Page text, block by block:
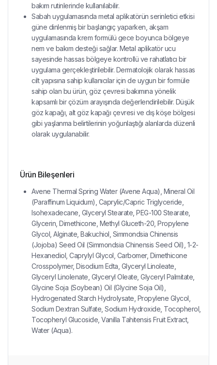
bakım rutinlerinde kullanılabilir.
Sabah uygulamasında metal aplikatörün serinletici etkisi
güne dinlenmiş bir başlangıç yaparken, akşam
uygulamasında krem formülü gece boyunca bölgeye
nem ve bakım desteği sağlar. Metal aplikatör ucu
sayesinde hassas bölgeye kontrollü ve rahatlatıcı bir
uygulama gerçekleştirilebilir. Dermatolojik olarak hassas
cilt yapısına sahip kullanıcılar için de uygun bir formüle
sahip olan bu ürün, göz çevresi bakımına yönelik
kapsamlı bir çözüm arayışında değerlendirilebilir. Düşük
göz kapağı, alt göz kapağı çevresi ve dış köşe bölgesi
gibi yaşlanma belirtilerinin yoğunlaştığı alanlarda düzenli
olarak uygulanabilir.
Ürün Bileşenleri
Avene Thermal Spring Water (Avene Aqua), Mineral Oil
(Paraffinum Liquidum), Caprylic/Capric Triglyceride,
Isohexadecane, Glyceryl Stearate, PEG-100 Stearate,
Glycerin, Dimethicone, Methyl Gluceth-20, Propylene
Glycol, Alginate, Bakuchiol, Simmondsia Chinensis
(Jojoba) Seed Oil (Simmondsia Chinensis Seed Oil), 1-2-
Hexanediol, Caprylyl Glycol, Carbomer, Dimethicone
Crosspolymer, Disodium Edta, Glyceryl Linoleate,
Glyceryl Linolenate, Glyceryl Oleate, Glyceryl Palmitate,
Glycine Soja (Soybean) Oil (Glycine Soja Oil),
Hydrogenated Starch Hydrolysate, Propylene Glycol,
Sodium Dextran Sulfate, Sodium Hydroxide, Tocopherol,
Tocopheryl Glucoside, Vanilla Tahitensis Fruit Extract,
Water (Aqua).